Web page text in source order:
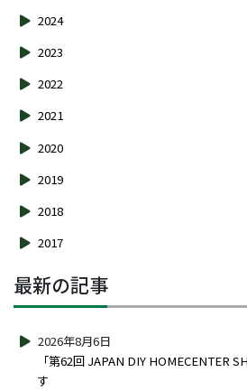
2024
2023
2022
2021
2020
2019
2018
2017
最新の記事
「第62回 JAPAN DIY HOMECENTER
す
2026年8月6日